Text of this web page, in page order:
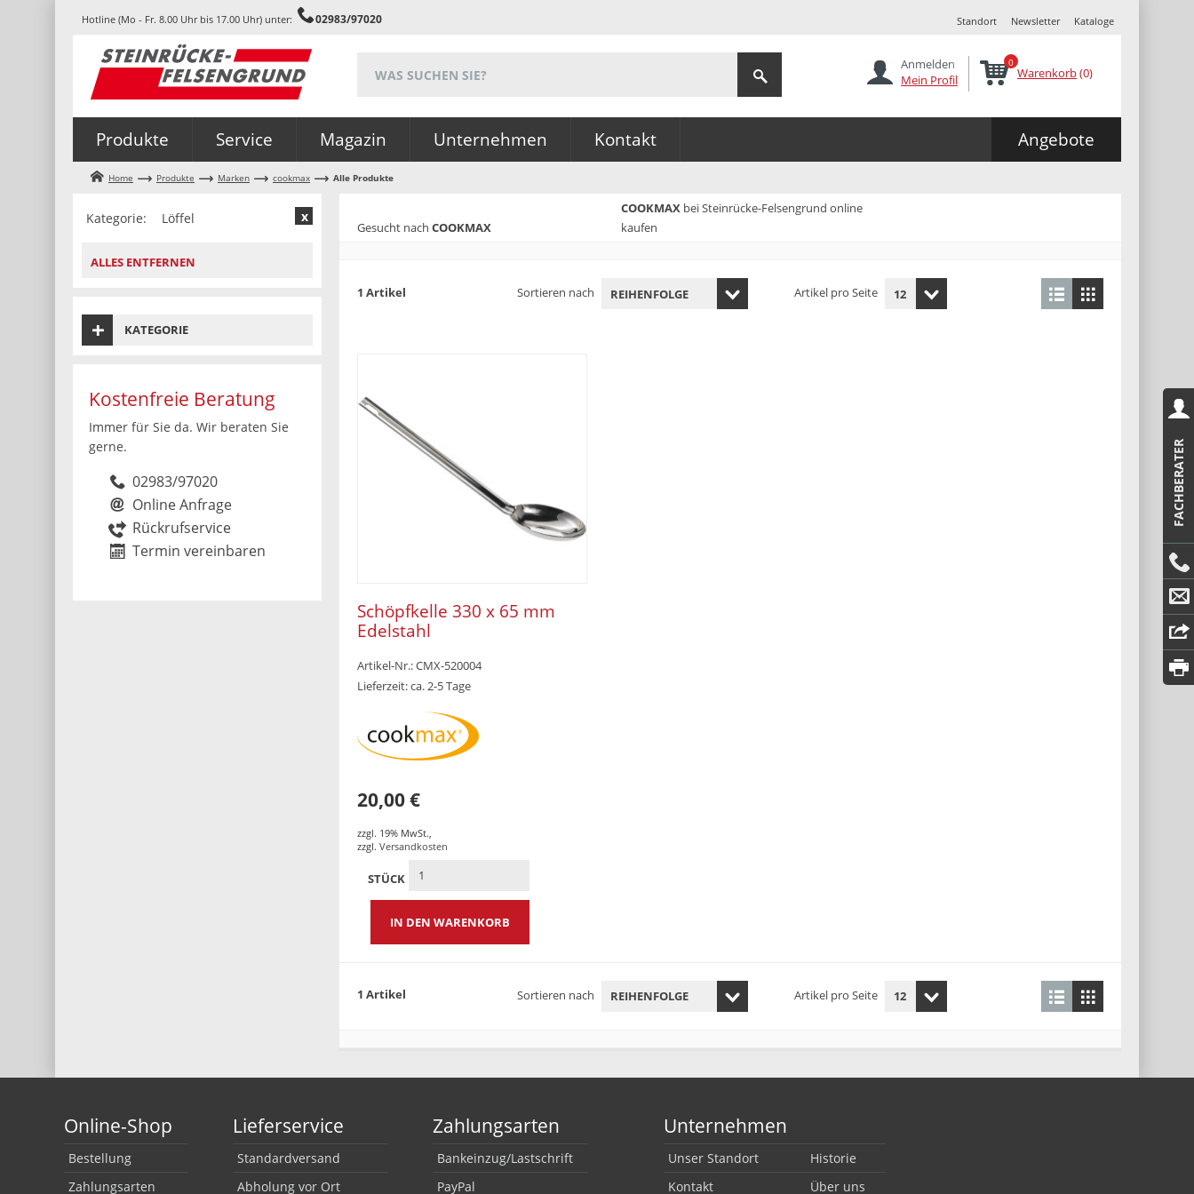
FACHBERATER
Hotline (Mo - Fr. 8.00 Uhr bis 17.00 Uhr) unter: 02983/97020 Standort Newsletter Kataloge
Anmelden
Mein Profil
Warenkorb(0)
0
Produkte Service Magazin Unternehmen Kontakt Angebote
Home Produkte Marken cookmax Alle Produkte
Kategorie: Löffel
ALLES ENTFERNEN
KATEGORIE
Gesucht nach COOKMAX
COOKMAX bei Steinrücke-Felsengrund online
kaufen
1 Artikel Sortieren nach Artikel pro Seite
Schöpfkelle 330 x 65 mm
Edelstahl
Artikel-Nr.: CMX-520004
Lieferzeit: ca. 2-5 Tage
20,00 €
zzgl. 19% MwSt.
zzgl. Versandkosten
STÜCK
IN DEN WARENKORB
1 Artikel Sortieren nach Artikel pro Seite
Kostenfreie Beratung
Immer für Sie da. Wir beraten Sie
gerne.
02983/97020
Online Anfrage
Rückrufservice
Termin vereinbaren
Online-Shop
Bestellung
Zahlungsarten
Lieferservice
Standardversand
Abholung vor Ort
Zahlungsarten
Bankeinzug/Lastschrift
PayPal
Unternehmen
Unser Standort
Historie
Kontakt
Über uns